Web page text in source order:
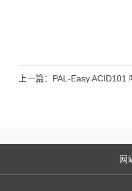
上一篇： PAL-Easy ACID101
网